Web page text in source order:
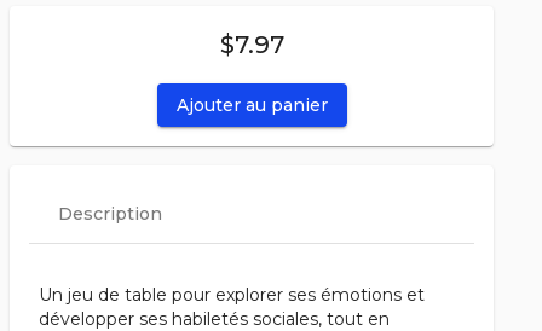
$7.97
Ajouter au panier
Description
Un jeu de table pour explorer ses émotions et
développer ses habiletés sociales, tout en